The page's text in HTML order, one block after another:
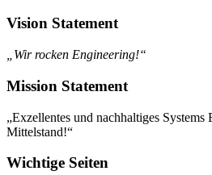
Vision Statement
„Wir rocken Engineering!“
Mission Statement
„Exzellentes und nachhaltiges Systems
Mittelstand!“
Wichtige Seiten